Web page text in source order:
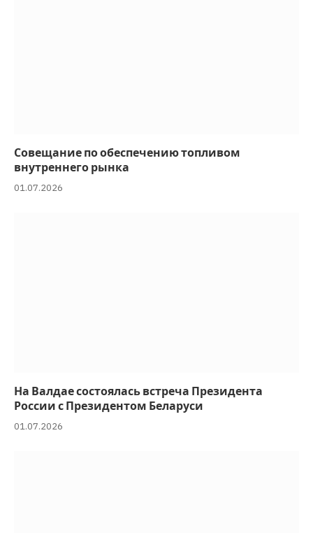
Совещание по обеспечению топливом
внутреннего рынка
01.07.2026
На Валдае состоялась встреча Президента
России с Президентом Беларуси
01.07.2026